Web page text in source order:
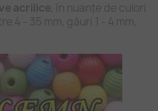
acrilice, în nuanțe de culori
4 - 35 mm, găuri 1 - 4 mm,